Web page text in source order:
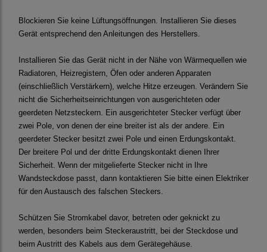
Blockieren Sie keine Lüftungsöffnungen. Installieren Sie dieses
Gerät entsprechend den Anleitungen des Herstellers.
Installieren Sie das Gerät nicht in der Nähe von Wärmequellen wie
Radiatoren, Heizregistern, Öfen oder anderen Apparaten
(einschließlich Verstärkern), welche Hitze erzeugen. Verändern Sie
nicht die Sicherheitseinrichtungen von ausgerichteten oder
geerdeten Netzsteckern. Ein ausgerichteter Stecker verfügt über
zwei Pole, von denen der eine breiter ist als der andere. Ein
geerdeter Stecker besitzt zwei Pole und einen Erdungskontakt.
Der breitere Pol und der dritte Erdungskontakt dienen Ihrer
Sicherheit. Wenn der mitgelieferte Stecker nicht in Ihre
Wandsteckdose passt, dann kontaktieren Sie bitte einen Elektriker
für den Austausch des falschen Steckers.
Schützen Sie Stromkabel davor, betreten oder geknickt zu
werden, besonders beim Steckeraustritt, bei der Steckdose und
beim Austritt des Kabels aus dem Gerätegehäuse.